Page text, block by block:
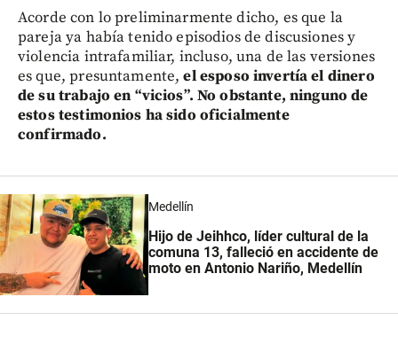
Acorde con lo preliminarmente dicho, es que la
pareja ya había tenido episodios de discusiones y
violencia intrafamiliar, incluso, una de las versiones
es que, presuntamente,el esposo invertía el dinero
de su trabajo en “vicios”. No obstante, ninguno de
estos testimonios ha sido oficialmente
confirmado.
Medellín
Hijo de Jeihhco, líder cultural de la
comuna 13, falleció en accidente de
moto en Antonio Nariño, Medellín